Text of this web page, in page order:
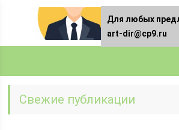
Свежие публикации
Для любых
art-dir@cp9.ru